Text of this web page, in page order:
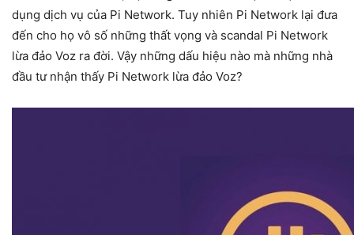
dụng dịch vụ của Pi Network. Tuy nhiên Pi Network lại đưa
đến cho họ vô số những thất vọng và scandal Pi Network
lừa đảo Voz ra đời. Vậy những dấu hiệu nào mà những nhà
đầu tư nhận thấy Pi Network lừa đảo Voz?